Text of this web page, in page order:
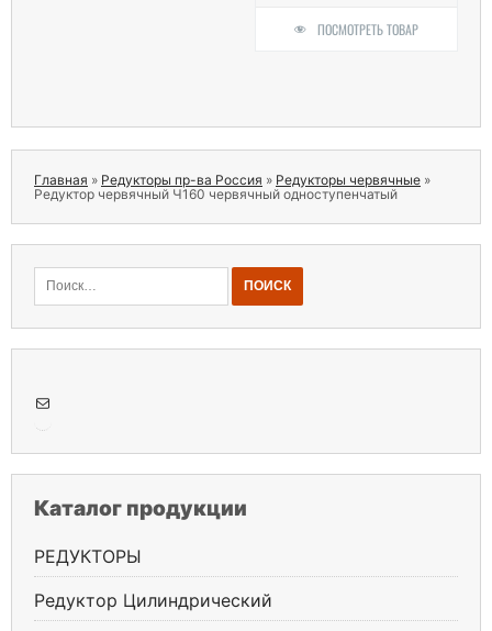
ПОСМОТРЕТЬ ТОВАР
Главная » Редукторы пр-ва Россия » Редукторы червячные »
Редуктор червячный Ч160 червячный одноступенчатый
Найти:
Каталог продукции
РЕДУКТОРЫ
Редуктор Цилиндрический